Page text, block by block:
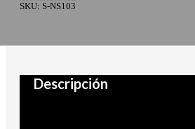
SKU: S-NS103
Descripción